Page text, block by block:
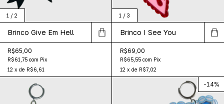
1 / 2
Brinco Give Em Hell
R$65,00
R$61,75 com Pix
12 x de R$6,61
1 / 3
Brinco I See You
R$69,00
R$65,55 com Pix
12 x de R$7,02
-14%